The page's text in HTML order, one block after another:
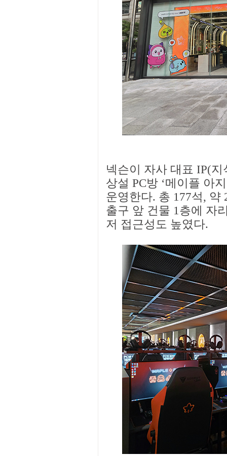
넥슨이 자사 대표 IP(지
상설 PC방 ‘메이플 아
운영한다. 총 177석, 약
출구 앞 건물 1층에 자
저 접근성도 높였다.